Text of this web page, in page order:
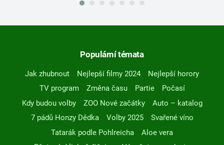
Populární témata
Jak zhubnout Nejlepší filmy 2024
Nejlepší horory
TV program
Změna času Partie
Počasí
Kdy budou volby
ZOO Nové začátky
Auto – katalog
7 pádů Honzy Dědka
Volby 2025
Svařené víno
Tatarák podle Pohlreicha
Aloe vera